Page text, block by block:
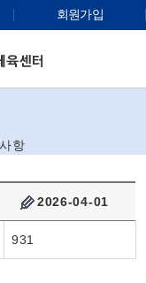
회원가입
항
2026-04-01
931